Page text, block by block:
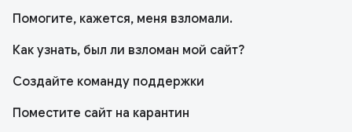
Помогите, кажется, меня взломали.
Как узнать, был ли взломан мой сайт?
Создайте команду поддержки
Поместите сайт на карантин